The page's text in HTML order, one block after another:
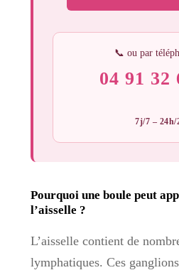
📞 ou par
04 91 32
7j/7 – 24h/
Pourquoi une boule peut
l’aisselle ?
L’aisselle contient de
lymphatiques. Ces